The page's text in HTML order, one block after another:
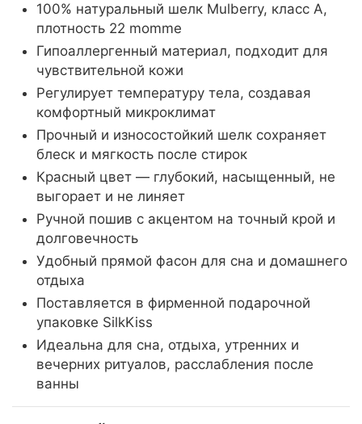
100% натуральный шелк Mulberry, класс A,
плотность 22 momme
Гипоаллергенный материал, подходит для
чувствительной кожи
Регулирует температуру тела, создавая
комфортный микроклимат
Прочный и износостойкий шелк сохраняет
блеск и мягкость после стирок
Красный цвет — глубокий, насыщенный, не
выгорает и не линяет
Ручной пошив с акцентом на точный крой и
долговечность
Удобный прямой фасон для сна и домашнего
отдыха
Поставляется в фирменной подарочной
упаковке SilkKiss
Идеальна для сна, отдыха, утренних и
вечерних ритуалов, расслабления после
ванны